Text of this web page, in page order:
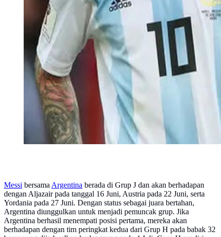
Messi bersama Argentina berada di Grup J dan akan berhadapan
dengan Aljazair pada tanggal 16 Juni, Austria pada 22 Juni, serta
Yordania pada 27 Juni. Dengan status sebagai juara bertahan,
Argentina diunggulkan untuk menjadi pemuncak grup. Jika
Argentina berhasil menempati posisi pertama, mereka akan
berhadapan dengan tim peringkat kedua dari Grup H pada babak 32